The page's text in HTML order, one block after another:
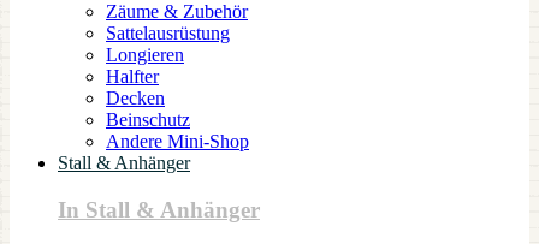
Zäume & Zubehör
Sattelausrüstung
Longieren
Halfter
Decken
Beinschutz
Andere Mini-Shop
Stall & Anhänger
In Stall & Anhänger